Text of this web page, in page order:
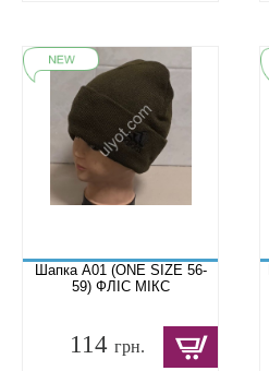
Шапка A01 (ONE SIZE 56-
59) ФЛІС МІКС
114 грн.